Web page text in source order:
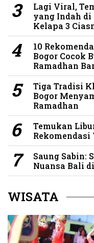
Lagi Viral,
yang Indah di
Kelapa 3
10
Bogor Cocok
Ramadhan
Tiga Tradisi
Bogor
Ramadhan
Temukan
Saung Sabin:
Nuansa Bali
WISATA